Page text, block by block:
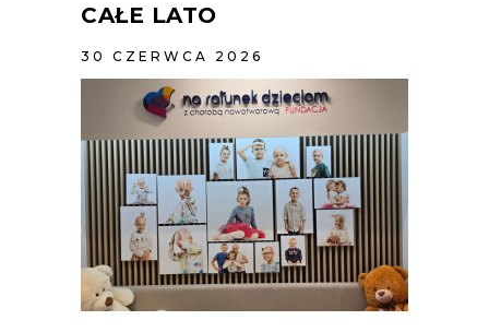
CAŁE LATO
30 CZERWCA 2026